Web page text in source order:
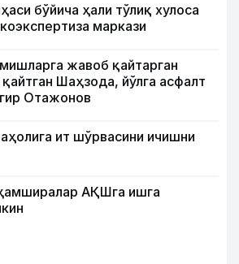
бўйича ҳали тўлиқ хулоса
маркази
жавоб қайтарган
Шаҳзода, йўлга асфалт
Отажонов
ит шўрвасини ичишни
АҚШга ишга